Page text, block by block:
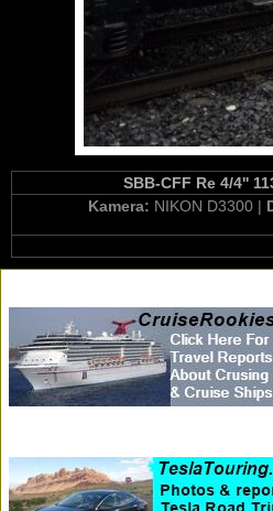
SBB-CFF Re 4/4''
Kamera: NIKON D3300 |